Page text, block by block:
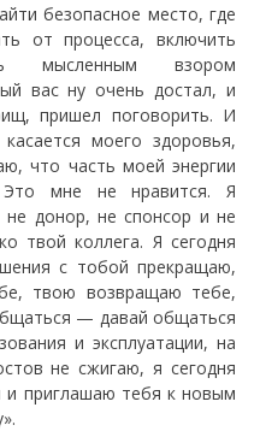
безопасное место, где
от процесса, включить
мысленным взором
вас ну очень достал, и
пришел поговорить. И
моего здоровья,
что часть моей энергии
мне не нравится. Я
не донор, не спонсор и не
твой коллега. Я сегодня
с тобой прекращаю,
твою возвращаю тебе,
— давай общаться
и эксплуатации, на
не сжигаю, я сегодня
приглашаю тебя к новым